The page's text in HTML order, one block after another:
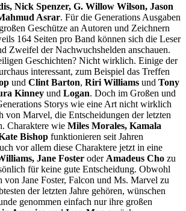
Nick Spenzer, G. Willow Wilson, Jason
Asrar. Für die Generations Ausgaben
Geschütze an Autoren und Zeichnern
164 Seiten pro Band können sich die Leser
Zweifel der Nachwuchshelden anschauen.
Geschichten? Nicht wirklich. Einige der
interessant, zum Beispiel das Treffen
und Clint Barton, Riri Williams und Tony
Kinney und Logan. Doch im Großen und
Storys wie eine Art nicht wirklich
von Marvel, die Entscheidungen der letzten
Charaktere wie Miles Morales, Kamala
Bishop funktionieren seit Jahren
vor allem diese Charaktere jetzt in eine
Jane Foster oder Amadeus Cho zu
für keine gute Entscheidung. Obwohl
von Jane Foster, Falcon und Ms. Marvel zu
der letzten Jahre gehören, wünschen
genommen einfach nur ihre großen